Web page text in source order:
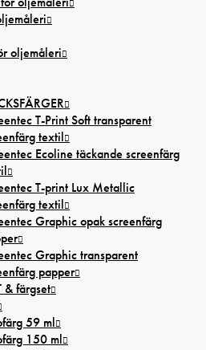
oljemåleri
T-Print Soft transparent
textil
Ecoline täckande screenfärg
T-print Lux Metallic
textil
Graphic opak screenfärg
Graphic transparent
papper
& färgset
59 ml
150 ml